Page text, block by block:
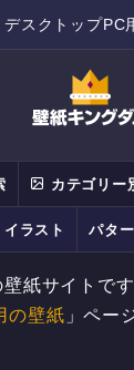
デスクトップPC
カテゴリー
イラスト パタ
紙サイトで
の壁紙 」ペー